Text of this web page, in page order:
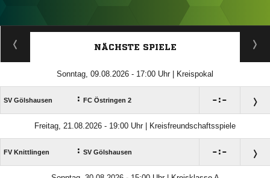
ANZEIGE
NÄCHSTE SPIELE
Sonntag, 09.08.2026 - 17:00 Uhr | Kreispokal
SV Gölshausen : FC Östringen 2 :
Freitag, 21.08.2026 - 19:00 Uhr | Kreisfreundschaftsspiele
FV Knittlingen : SV Gölshausen :